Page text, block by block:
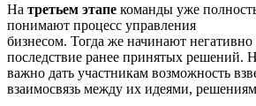
На третьем этапе команды уже
понимают процесс управления
бизнесом. Тогда же начинают негативно
последствие ранее принятых решений.
важно дать участникам возможность
взаимосвязь между их идеями,